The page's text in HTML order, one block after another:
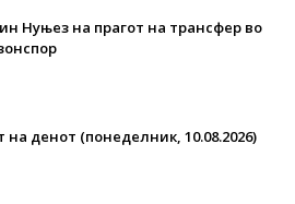
Нуњез на прагот на трансфер во
на денот (понеделник, 10.08.2026)